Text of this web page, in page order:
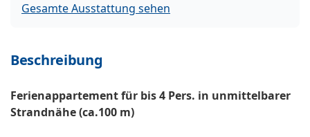
Gesamte Ausstattung sehen
Beschreibung
Ferienappartement für bis 4 Pers. in unmittelbarer
Strandnähe (ca.100 m)